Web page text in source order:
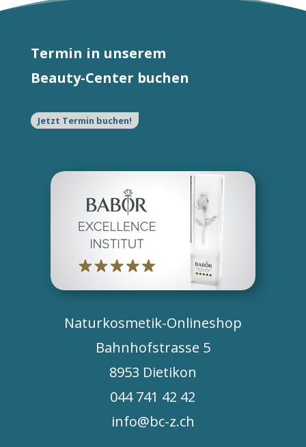
Termin in unserem
Beauty-Center buchen
Jetzt Termin buchen!
Naturkosmetik-Onlineshop
Bahnhofstrasse 5
8953 Dietikon
044 741 42 42
info@bc-z.ch